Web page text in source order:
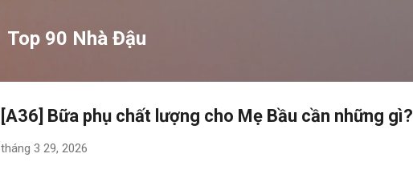
Top 90 Nhà Đậu
[A36] Bữa phụ chất lượng cho Mẹ Bầu cần những gì?
tháng 3 29, 2026